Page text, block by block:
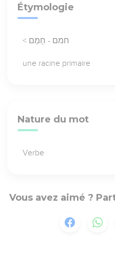
Étymologie
< חמם - חָמַם
une racine primaire
Nature du mot
Verbe
Vous avez aimé ?